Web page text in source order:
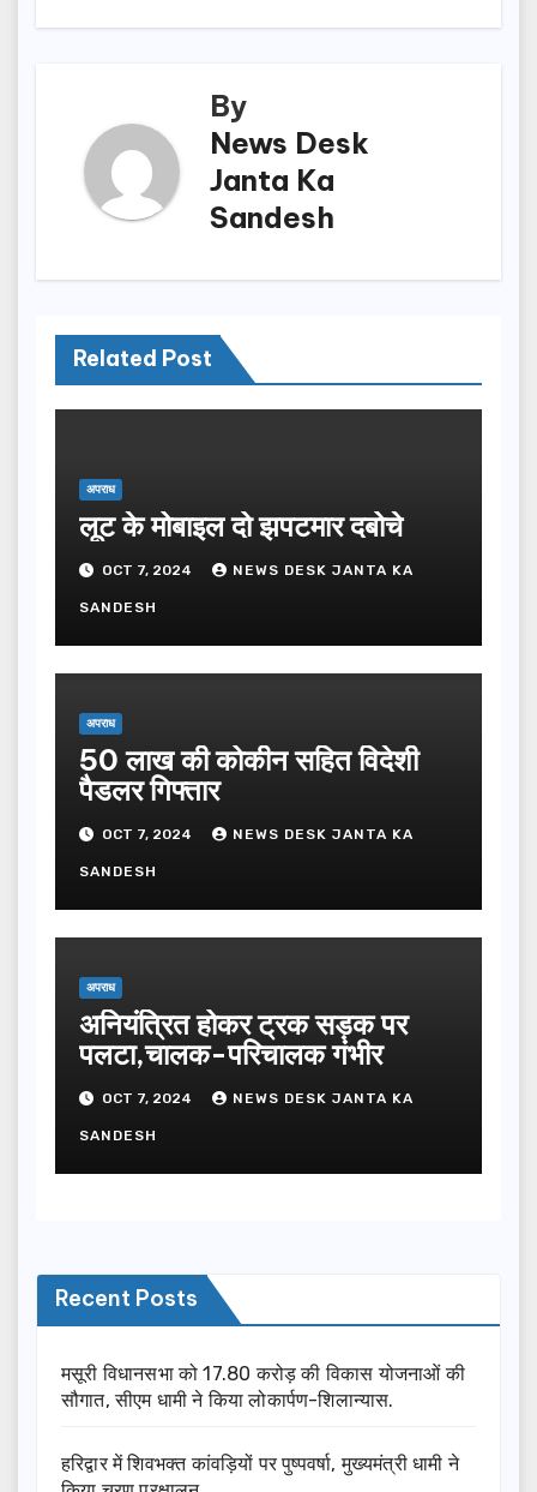
By
News Desk
Janta Ka
Sandesh
Related Post
अपराध
लूट के मोबाइल दो झपटमार दबोचे
OCT 7, 2024 NEWS DESK JANTA KA
SANDESH
अपराध
50 लाख की कोकीन सहित विदेशी
पैडलर गिफ्तार
OCT 7, 2024 NEWS DESK JANTA KA
SANDESH
अपराध
अनियंत्रित होकर ट्रक सड़क पर
पलटा,चालक-परिचालक गंभीर
OCT 7, 2024 NEWS DESK JANTA KA
SANDESH
Recent Posts
मसूरी विधानसभा को 17.80 करोड़ की विकास योजनाओं की
सौगात, सीएम धामी ने किया लोकार्पण-शिलान्यास.
हरिद्वार में शिवभक्त कांवड़ियों पर पुष्पवर्षा, मुख्यमंत्री धामी ने